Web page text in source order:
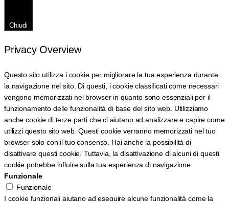
Chiudi
Privacy Overview
Questo sito utilizza i cookie per migliorare la tua esperienza durante
la navigazione nel sito. Di questi, i cookie classificati come necessari
vengono memorizzati nel browser in quanto sono essenziali per il
funzionamento delle funzionalità di base del sito web. Utilizziamo
anche cookie di terze parti che ci aiutano ad analizzare e capire come
utilizzi questo sito web. Questi cookie verranno memorizzati nel tuo
browser solo con il tuo consenso. Hai anche la possibilità di
disattivare questi cookie. Tuttavia, la disattivazione di alcuni di questi
cookie potrebbe influire sulla tua esperienza di navigazione.
Funzionale
Funzionale
I cookie funzionali aiutano ad eseguire alcune funzionalità come la